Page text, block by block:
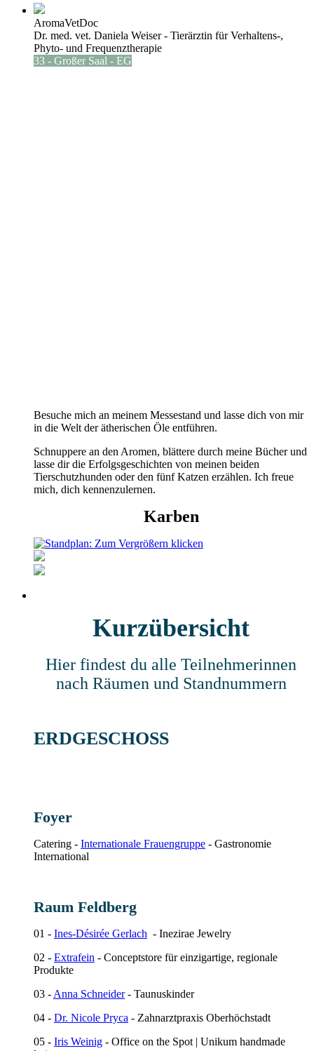
AromaVetDoc
Dr. med. vet. Daniela Weiser - Tierärztin für Verhaltens-,
Phyto- und Frequenztherapie
33 - Großer Saal - EG
Besuche mich an meinem Messestand und lasse dich von mir
in die Welt der ätherischen Öle entführen.
Schnuppere an den Aromen, blättere durch meine Bücher und
lasse dir die Erfolgsgeschichten von meinen beiden
Tierschutzhunden oder den fünf Katzen erzählen. Ich freue
mich, dich kennenzulernen.
Karben
Kurzübersicht
Hier findest du alle Teilnehmerinnen
nach Räumen und Standnummern
ERDGESCHOSS
Foyer
Catering - Internationale Frauengruppe - Gastronomie
International
Raum Feldberg
01 - Ines-Désirée Gerlach - Inezirae Jewelry
02 - Extrafein - Conceptstore für einzigartige, regionale
Produkte
03 - Anna Schneider- Taunuskinder
04 - Dr. Nicole Pryca - Zahnarztpraxis Oberhöchstadt
05 - Iris Weinig - Office on the Spot | Unikum handmade